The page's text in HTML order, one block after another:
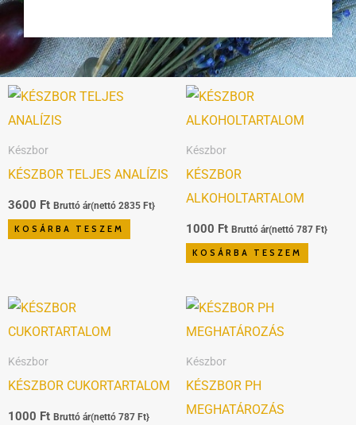
Készbor
KÉSZBOR TELJES ANALÍZIS
3600 Ft Bruttó ár(nettó 2835 Ft}
KOSÁRBA TESZEM
Készbor
KÉSZBOR
ALKOHOLTARTALOM
1000 Ft Bruttó ár(nettó 787 Ft}
KOSÁRBA TESZEM
Készbor
KÉSZBOR CUKORTARTALOM
1000 Ft Bruttó ár(nettó 787 Ft}
Készbor
KÉSZBOR PH
MEGHATÁROZÁS